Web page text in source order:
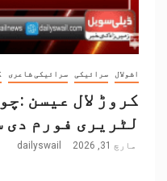
اشولال سرائیکی سرائیکی شاعری
کروڑ لال عیسن
لٹریری فورم دی
مارچ 31, 2026 dailyswail